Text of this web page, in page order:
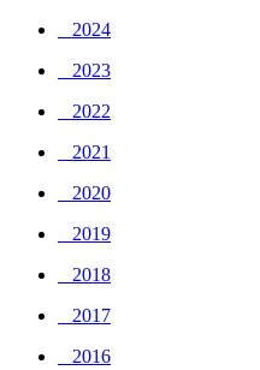
_ 2024
_ 2023
_ 2022
_ 2021
_ 2020
_ 2019
_ 2018
_ 2017
_ 2016